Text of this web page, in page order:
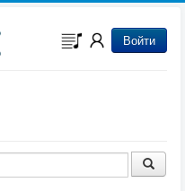
Войти
Музыка из сериалов